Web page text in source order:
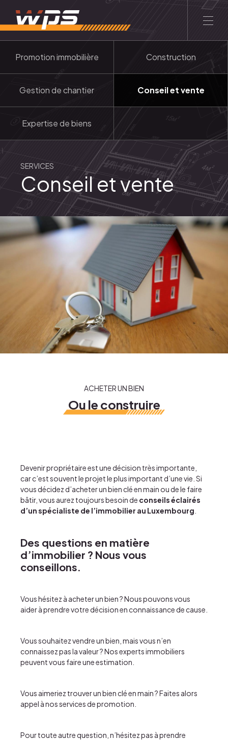
ACCUEIL CONTACT
À propos Philosophie Equipe
Services
Promotion immobilière Construction
Gestion de chantier Conseil et vente
Expertise de biens
Biens immo
Nos projets
SERVICES
Conseil et vente
Promotion immobilière Construction
Gestion de chantier Conseil et vente
Expertise de biens
ACHETER UN BIEN
Ou le construire
Devenir propriétaire est une décision très importante,
car c’est souvent le projet le plus important d’une vie. Si
vous décidez d’acheter un bien clé en main ou de le faire
bâtir, vous aurez toujours besoin de conseils éclairés
d’un spécialiste de l’immobilier au Luxembourg
Des questions en matière
d’immobilier ? Nous vous
conseillons.
Vous hésitez à acheter un bien ? Nous pouvons vous
aider à prendre votre décision en connaissance de cause.
Vous souhaitez vendre un bien, mais vous n’en
connaissez pas la valeur ?Nos experts immobiliers
peuvent vous faire une estimation.
Vous aimeriez trouver unbien clé en main? Faites alors
appel à nosservices de promotion
Pour toute autre question, n’hésitez pas àprendre